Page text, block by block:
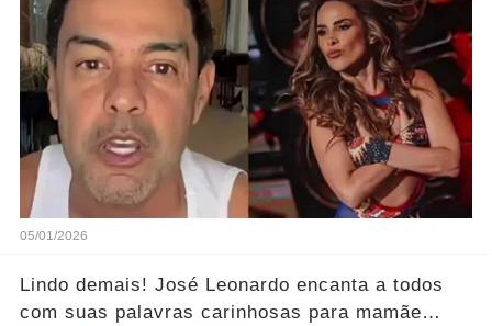
05/01/2026
Lindo demais! José Leonardo encanta a todos
com suas palavras carinhosas para mamãe